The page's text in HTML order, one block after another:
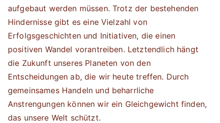
aufgebaut werden müssen. Trotz der bestehenden
Hindernisse gibt es eine Vielzahl von
Erfolgsgeschichten und Initiativen, die einen
positiven Wandel vorantreiben. Letztendlich hängt
die Zukunft unseres Planeten von den
Entscheidungen ab, die wir heute treffen. Durch
gemeinsames Handeln und beharrliche
Anstrengungen können wir ein Gleichgewicht finden,
das unsere Welt schützt.